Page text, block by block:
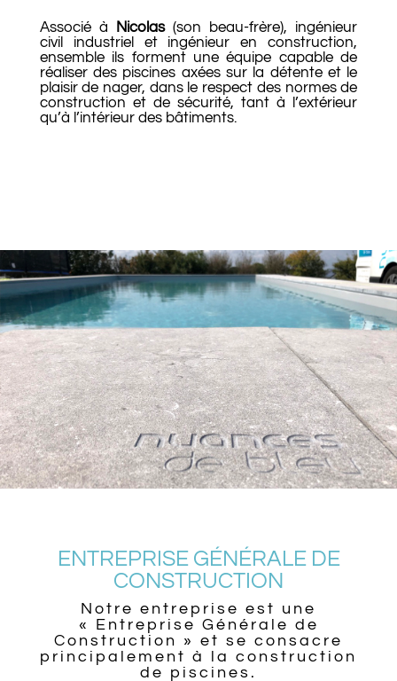
Associé à Nicolas(son beau-frère), ingénieur
civil industriel et ingénieur en construction,
ensemble ils forment une équipe capable de
réaliser des piscines axées sur la détente et le
plaisir de nager, dans le respect des normes de
construction et de sécurité, tant à l’extérieur
qu’à l’intérieur des bâtiments.
ENTREPRISE GÉNÉRALE DE
CONSTRUCTION
Notre entreprise est une
« Entreprise Générale de
Construction » et se consacre
principalement à la construction
de piscines.